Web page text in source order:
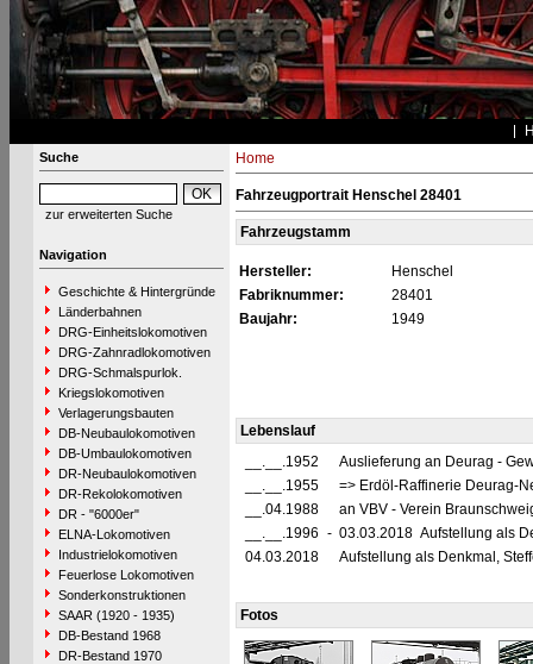
Suche
zur erweiterten Suche
Navigation
Geschichte & Hintergründe
Länderbahnen
DRG-Einheitslokomotiven
DRG-Zahnradlokomotiven
DRG-Schmalspurlok.
Kriegslokomotiven
Verlagerungsbauten
DB-Neubaulokomotiven
DB-Umbaulokomotiven
DR-Neubaulokomotiven
DR-Rekolokomotiven
DR - "6000er"
ELNA-Lokomotiven
Industrielokomotiven
Feuerlose Lokomotiven
Sonderkonstruktionen
SAAR (1920 - 1935)
DB-Bestand 1968
DR-Bestand 1970
Home
Fahrzeugportrait Henschel 28401
Fahrzeugstamm
Hersteller:
Henschel
Fabriknummer:
28401
Baujahr:
1949
Lebenslauf
__.__.1952
Auslieferung an Deurag -
__.__.1955
=> Erdöl-Raffinerie Deurag-
__.04.1988
an VBV - Verein
__.__.1996 - 03.03.2018 Aufstellung als
04.03.2018
Aufstellung als Denkmal,
Fotos